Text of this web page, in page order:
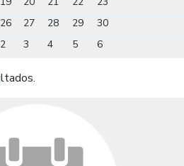
26 27 28 29
30
2 3 4 5 6